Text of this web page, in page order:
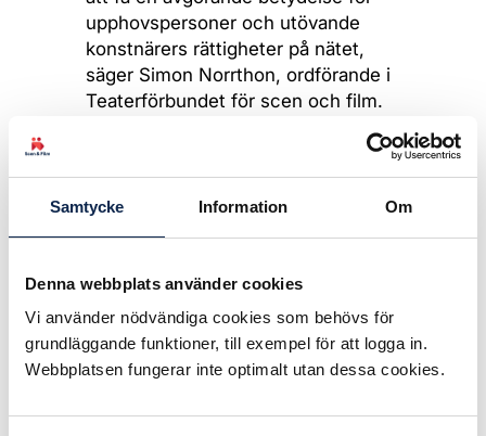
Samtycke Information Om
Denna webbplats använder cookies
Vi använder nödvändiga cookies som behövs för
grundläggande funktioner, till exempel för att logga in.
Webbplatsen fungerar inte optimalt utan dessa cookies.
upphovspersoner och utövande
konstnärers rättigheter på nätet,
säger Simon Norrthon, ordförande i
Teaterförbundet för scen och film.
möjlighet till skälig ersättning när
deras verk används på nätet. De
nätplattformarna ska skaffa
ordentliga licenser och avtal för
användningen av